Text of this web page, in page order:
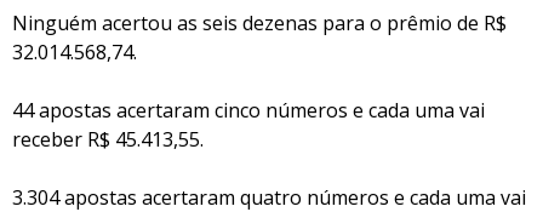
Ninguém acertou as seis dezenas para o prêmio de R$
32.014.568,74.
44 apostas acertaram cinco números e cada uma vai
receber R$ 45.413,55.
3.304 apostas acertaram quatro números e cada uma vai